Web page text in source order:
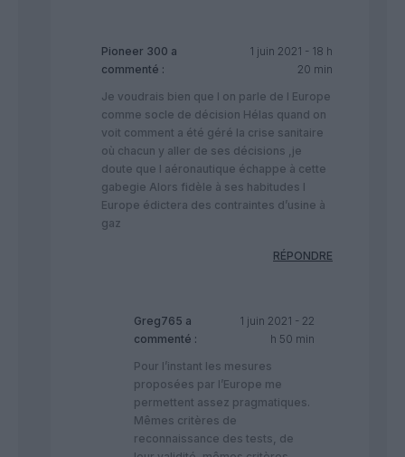
Pioneer 300 a
commenté :
1 juin 2021 - 18 h
20 min
Je voudrais bien que l on parle de l Europe
comme socle de décision Hélas quand on
voit comment a été géré la crise sanitaire
où chacun y aller de ses décisions ,je
doute que l aéronautique échappe à cette
gabegie Alors fidèle à ses habitudes l
Europe édictera des contraintes d’usine à
gaz
RÉPONDRE
Greg765 a
commenté :
1 juin 2021 - 22
h 50 min
Pour l’instant les mesures
proposées par l’Europe me
permettent assez pragmatiques.
Mêmes critères de
reconnaissance des tests, de